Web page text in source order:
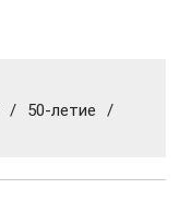
/ 50-летие
/